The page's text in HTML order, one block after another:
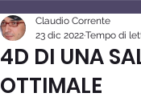
4D DI UNA
OTTIMALE
Claudio Corrente
23 dic 2022Tempo di